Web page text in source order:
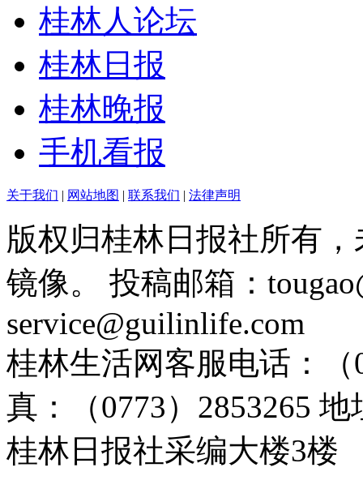
桂林人论坛
桂林日报
桂林晚报
手机看报
关于我们 | 网站地图 | 联系我们 | 法律声明
版权归桂林日报社所有
镜像。 投稿邮箱：
service@guilinlife.com
桂林生活网客服电话：（
真：（0773）2853265
桂林日报社采编大楼3楼